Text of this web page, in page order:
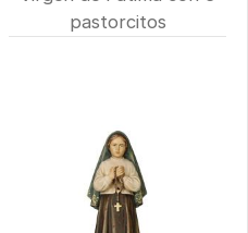
pastorcitos